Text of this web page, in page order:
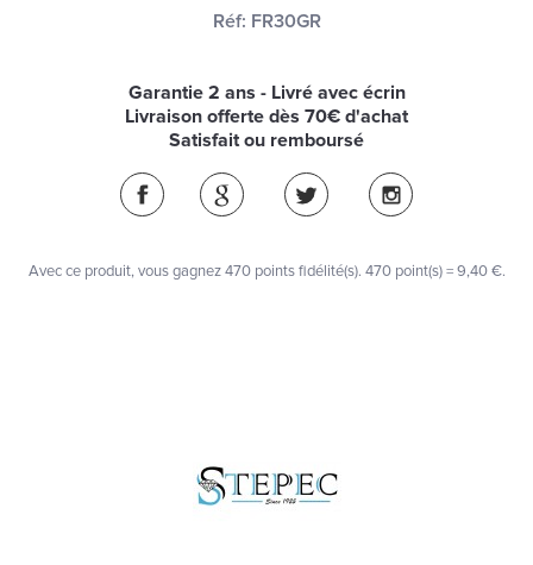
Réf: FR30GR
Garantie 2 ans - Livré avec écrin
Livraison offerte dès 70€ d'achat
Satisfait ou remboursé
Avec ce produit, vous gagnez470points fidélité(s). 470 point(s) =9,40 €.